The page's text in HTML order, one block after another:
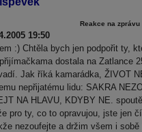
Reakce na zprávu
19:50
:) Chtěla bych jen podpořit ty,
dostala na Zatlance
Jak říká kamarádka, ŽIVOT
nepřijatému lidu: SAKRA
NA HLAVU, KDYBY NE.
pro ty, co to opravujou, jste jen
nezoufejte a držim všem i